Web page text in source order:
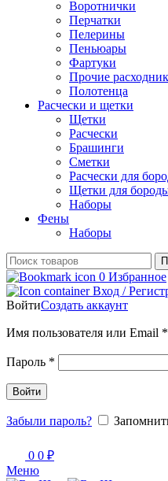
Воротнички
Перчатки
Пелерины
Пеньюары
Фартуки
Прочие
Полотенца
Расчески и щетки
Щетки
Расчески
Брашинги
Сметки
Расчески для
Щетки для
Наборы
Фены
Наборы
0 Избранное
Вход /
ВойтиСоздать аккаунт
Имя пользователя или Email *
Пароль *
Войти
Забыли пароль?
0 0 ₽
Меню